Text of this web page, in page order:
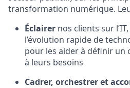
transformation numérique.
Éclairer nos clients sur
l’évolution rapide de
pour les aider à définir un
à leurs besoins
Cadrer, orchestrer et